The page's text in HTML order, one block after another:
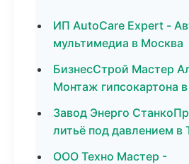
ИП AutoCare Expert -
мультимедиа в Москва
БизнесСтрой Мастер
Монтаж гипсокартона
Завод Энерго
литьё под давлением в
ООО Техно Мастер -